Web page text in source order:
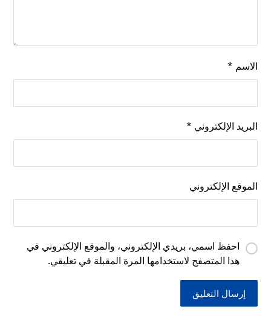
الاسم *
البريد الإلكتروني *
الموقع الإلكتروني
احفظ اسمي، بريدي الإلكتروني، والموقع الإلكتروني في
هذا المتصفح لاستخدامها المرة المقبلة في تعليقي.
إرسال التعليق